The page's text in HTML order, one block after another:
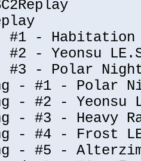
- Habitation
- Yeonsu
- Polar Night
- #1 - Polar
- #2 - Yeonsu
- #3 - Heavy
- #4 - Frost
- #5 - Alterzim